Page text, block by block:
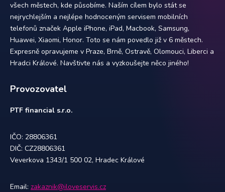
všech městech, kde působíme. Naším cílem bylo stát se
nejrychlejším a nejlépe hodnoceným servisem mobilních
telefonů značek Apple iPhone, iPad, Macbook, Samsung,
Huawei, Xiaomi, Honor. Toto se nám povedlo již v 6 městech.
Expresně opravujeme v Praze, Brně, Ostravě, Olomouci, Liberci a
Hradci Králové. Navštivte nás a vyzkoušejte něco jiného!
Provozovatel
PTF financial s.r.o.
IČO: 28806361
DIČ: CZ28806361
Veverkova 1343/1 500 02, Hradec Králové
Email: zakaznik@iloveservis.cz